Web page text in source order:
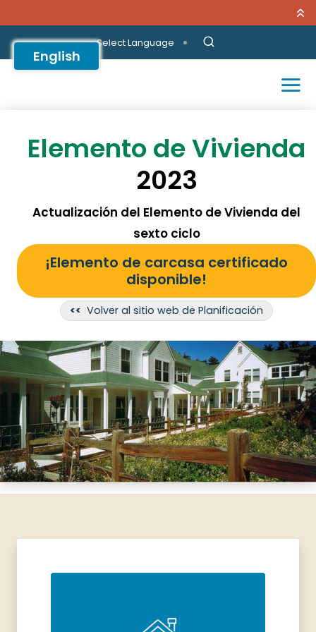
Select Language
Elemento de Vivienda
2023
Actualización del Elemento de Vivienda del
sexto ciclo
¡Elemento de carcasa certificado
disponible!
<< Volver al sitio web de Planificación
English